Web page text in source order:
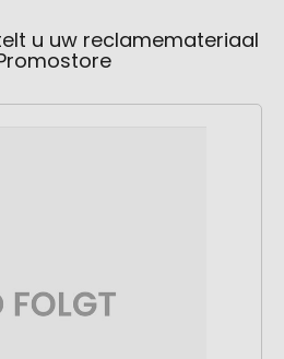
u uw reclamemateriaal